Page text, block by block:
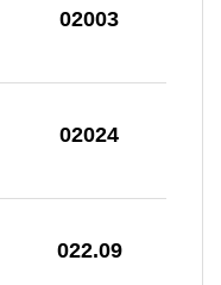
02003
02024
022.09